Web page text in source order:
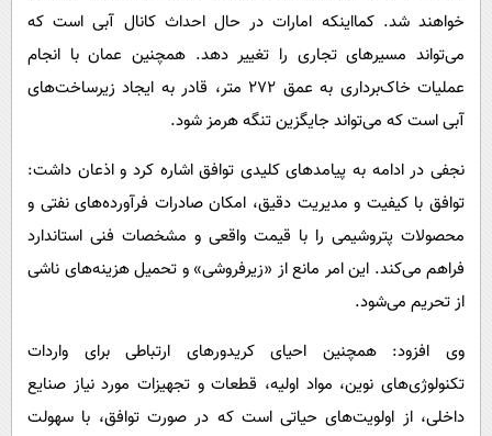
خواهند شد. کمااینکه امارات در حال احداث کانال آبی است که
می‌تواند مسیرهای تجاری را تغییر دهد. همچنین عمان با انجام
عملیات خاک‌برداری به عمق ۲۷۲ متر، قادر به ایجاد زیرساخت‌های
آبی است که می‌تواند جایگزین تنگه هرمز شود.
نجفی در ادامه به پیامدهای کلیدی توافق اشاره کرد و اذعان داشت:
توافق با کیفیت و مدیریت دقیق، امکان صادرات فرآورده‌های نفتی و
محصولات پتروشیمی را با قیمت واقعی و مشخصات فنی استاندارد
فراهم می‌کند. این امر مانع از «زیرفروشی» و تحمیل هزینه‌های ناشی
از تحریم می‌شود.
وی افزود: همچنین احیای کریدورهای ارتباطی برای واردات
تکنولوژی‌های نوین، مواد اولیه، قطعات و تجهیزات مورد نیاز صنایع
داخلی، از اولویت‌های حیاتی است که در صورت توافق، با سهولت